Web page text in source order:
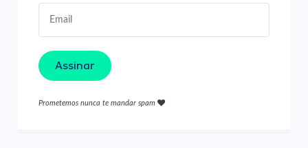
Assinar
Prometemos nunca te mandar spam